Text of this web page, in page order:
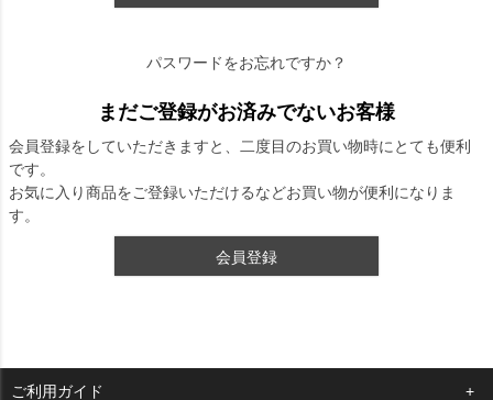
パスワードをお忘れですか？
まだご登録がお済みでないお客様
会員登録をしていただきますと、二度目のお買い物時にとても便利
です。
お気に入り商品をご登録いただけるなどお買い物が便利になりま
す。
会員登録
ご利用ガイド